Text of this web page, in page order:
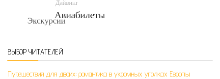
ВЫБОР ЧИТАТЕЛЕЙ
Путешествия для двоих: романтика в укромных уголках Европы